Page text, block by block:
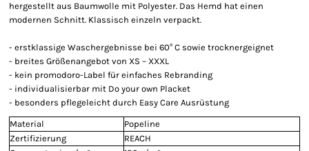
hergestellt aus Baumwolle mit Polyester. Das Hemd hat einen
modernen Schnitt. Klassisch einzeln verpackt.
- erstklassige Waschergebnisse bei 60° C sowie trocknergeignet
- breites Größenangebot von XS – XXXL
- kein promodoro-Label für einfaches Rebranding
- individualisierbar mit Do your own Placket
- besonders pflegeleicht durch Easy Care Ausrüstung
Material
Popeline
Zertifizierung
REACH